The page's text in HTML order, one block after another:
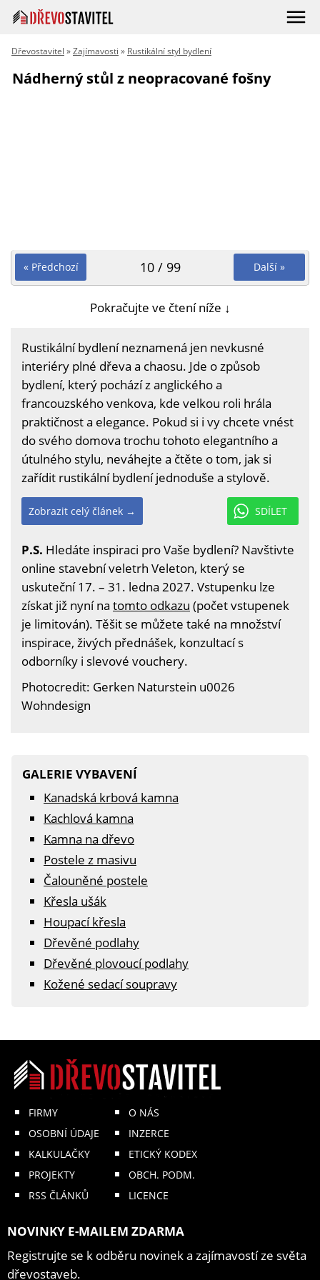
Dřevostavitel »Zajímavosti » Rustikální styl bydlení
Nádherný stůl z neopracované fošny
« Předchozí Další »
10 / 99
Pokračujte ve čtení níže ↓
Rustikální bydlení neznamená jen nevkusné
interiéry plné dřeva a chaosu. Jde o způsob
bydlení, který pochází z anglického a
francouzského venkova, kde velkou roli hrála
praktičnost a elegance. Pokud si i vy chcete vnést
do svého domova trochu tohoto elegantního a
útulného stylu, neváhejte a čtěte o tom, jak si
zařídit rustikální bydlení jednoduše a stylově.
SDÍLET
Zobrazit celý článek →
P.S. Hledáte inspiraci pro Vaše bydlení? Navštivte
online stavební veletrh Veleton, který se
uskuteční 17. – 31. ledna 2027. Vstupenku lze
získat již nyní na tomto odkazu (počet vstupenek
je limitován). Těšit se můžete také na množství
inspirace, živých přednášek, konzultací s
odborníky i slevové vouchery.
Photocredit: Gerken Naturstein u0026
Wohndesign
GALERIE VYBAVENÍ
Kanadská krbová kamna
Kachlová kamna
Kamna na dřevo
Postele z masivu
Čalouněné postele
Křesla ušák
Houpací křesla
Dřevěné podlahy
Dřevěné plovoucí podlahy
Kožené sedací soupravy
FIRMY
OSOBNÍ ÚDAJE
KALKULAČKY
PROJEKTY
RSS ČLÁNKŮ
O NÁS
INZERCE
ETICKÝ KODEX
OBCH. PODM.
LICENCE
NOVINKY E-MAILEM ZDARMA
Registrujte se k odběru novinek a zajímavostí ze světa
dřevostaveb.